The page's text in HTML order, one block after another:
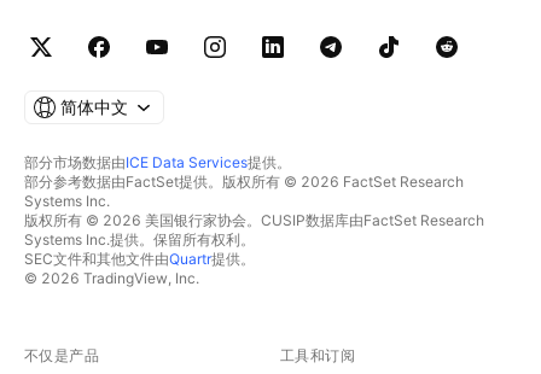
简体中文
部分市场数据由ICE Data Services提供。
部分参考数据由FactSet提供。版权所有 © 2026 FactSet Research
Systems Inc.
版权所有 © 2026 美国银行家协会。CUSIP数据库由FactSet Research
Systems Inc.提供。保留所有权利。
SEC文件和其他文件由Quartr提供。
© 2026 TradingView, Inc.
不仅是产品 工具和订阅